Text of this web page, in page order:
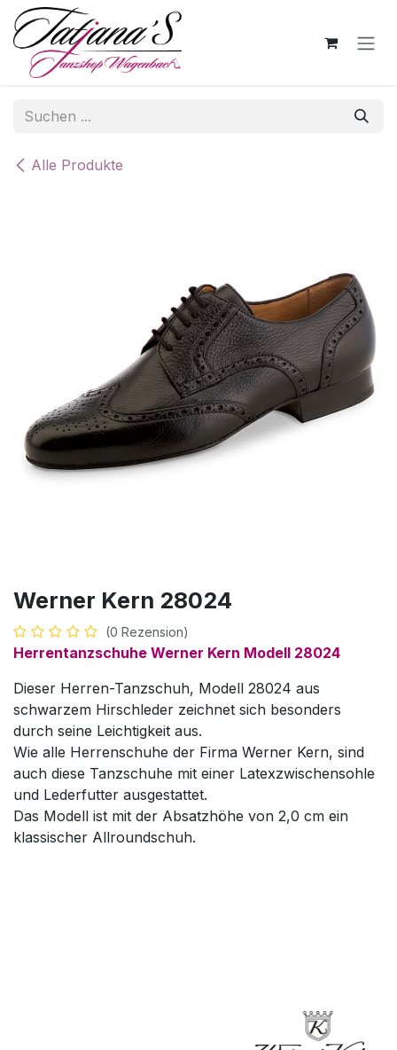
Zum Inhalt springen
Alle Produkte
Werner Kern 28024
(0 Rezension)
Herrentanzschuhe Werner Kern Modell 28024
Dieser Herren-Tanzschuh, Modell 28024 aus
schwarzem Hirschleder zeichnet sich besonders
durch seine Leichtigkeit aus.
Wie alle Herrenschuhe der Firma Werner Kern, sind
auch diese Tanzschuhe mit einer Latexzwischensohle
und Lederfutter ausgestattet.
Das Modell ist mit der Absatzhöhe von 2,0 cm ein
klassischer Allroundschuh.